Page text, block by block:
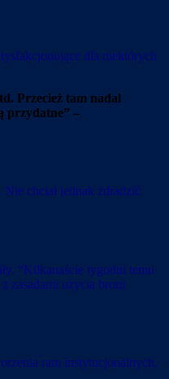
dla niektórych
Przecież tam nadal
przydatne” –
chciał jednak zdradzić
“Kilkanaście tygodni temu
zasadami użycia broni
ram instytucjonalnych,